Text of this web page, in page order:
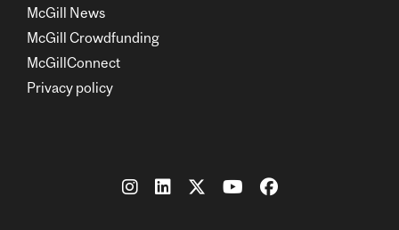
McGill News
McGill Crowdfunding
McGillConnect
Privacy policy